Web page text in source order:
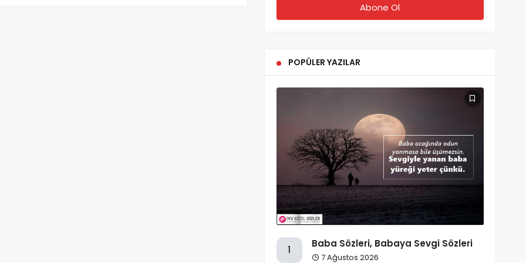
POPÜLER YAZILAR
1
Baba Sözleri, Babaya Sevgi Sözleri
7 Ağustos 2026